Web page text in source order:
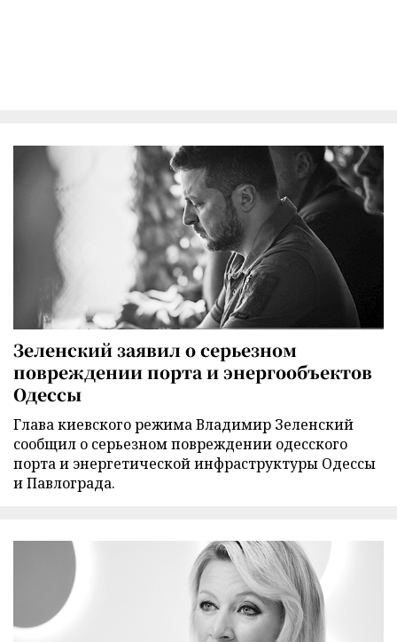
Зеленский заявил о серьезном
повреждении порта и энергообъектов
Одессы
Глава киевского режима Владимир Зеленский
сообщил о серьезном повреждении одесского
порта и энергетической инфраструктуры Одессы
и Павлограда.